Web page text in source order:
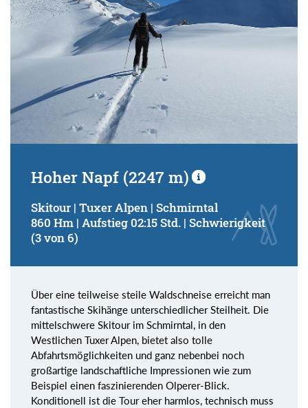
Hoher Napf (2247 m)
Skitour | Tuxer Alpen | Schmirntal
860 Hm | Aufstieg 02:15 Std. | Schwierigkeit
(3 von 6)
Über eine teilweise steile Waldschneise erreicht man
fantastische Skihänge unterschiedlicher Steilheit. Die
mittelschwere Skitour im Schmirntal, in den
Westlichen Tuxer Alpen, bietet also tolle
Abfahrtsmöglichkeiten und ganz nebenbei noch
großartige landschaftliche Impressionen wie zum
Beispiel einen faszinierenden Olperer-Blick.
Konditionell ist die Tour eher harmlos, technisch muss